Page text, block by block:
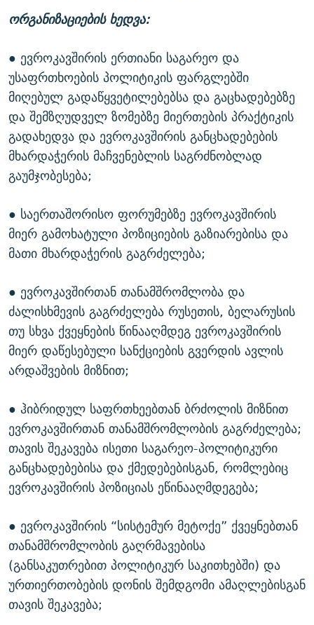
ორგანიზაციების ხედვა:
● ევროკავშირის ერთიანი საგარეო და
უსაფრთხოების პოლიტიკის ფარგლებში
მიღებულ გადაწყვეტილებებსა და გაცხადებებზე
და შემზღუდველ ზომებზე მიერთების პრაქტიკის
გადახედვა და ევროკავშირის განცხადებების
მხარდაჭერის მაჩვენებლის საგრძნობლად
გაუმჯობესება;
● საერთაშორისო ფორუმებზე ევროკავშირის
მიერ გამოხატული პოზიციების გაზიარებისა და
მათი მხარდაჭერის გაგრძელება;
● ევროკავშირთან თანამშრომლობა და
ძალისხმევის გაგრძელება რუსეთის, ბელარუსის
თუ სხვა ქვეყნების წინააღმდეგ ევროკავშირის
მიერ დაწესებული სანქციების გვერდის ავლის
არდაშვების მიზნით;
● ჰიბრიდულ საფრთხეებთან ბრძოლის მიზნით
ევროკავშირთან თანამშრომლობის გაგრძელება;
თავის შეკავება ისეთი საგარეო-პოლიტიკური
განცხადებებისა და ქმედებებისგან, რომლებიც
ევროკავშირის პოზიციას ეწინააღმდეგება;
● ევროკავშირის “სისტემურ მეტოქე” ქვეყნებთან
თანამშრომლობის გაღრმავებისა
(განსაკუთრებით პოლიტიკურ საკითხებში) და
ურთიერთობების დონის შემდგომი ამაღლებისგან
თავის შეკავება;